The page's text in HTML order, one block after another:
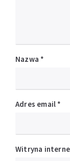
Nazwa *
Adres email *
Witryna